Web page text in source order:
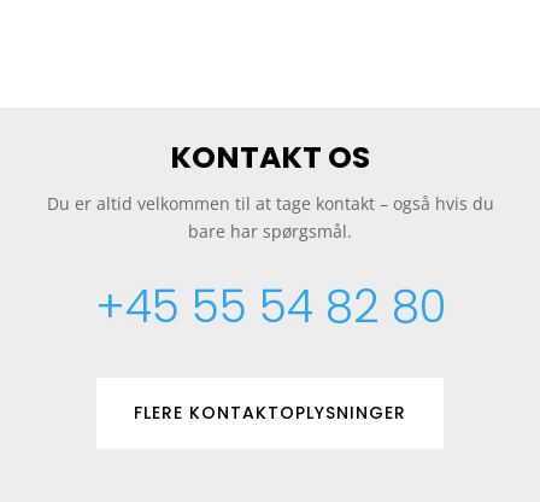
KONTAKT OS
Du er altid velkommen til at tage kontakt – også hvis du
bare har spørgsmål.
+45 55 54 82 80
FLERE KONTAKTOPLYSNINGER